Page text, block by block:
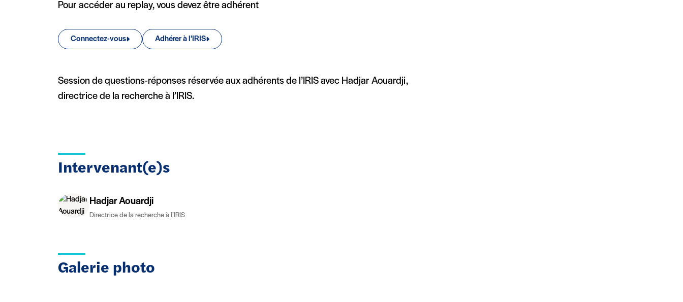
Pour accéder au replay, vous devez être adhérent
Connectez-vous Adhérer à l’IRIS
Session de questions-réponses réservée aux adhérents de l’IRIS avec Hadjar Aouardji,
directrice de la recherche à l’IRIS.
Intervenant(e)s
Hadjar Aouardji
Directrice de la recherche à l’IRIS
Galerie photo